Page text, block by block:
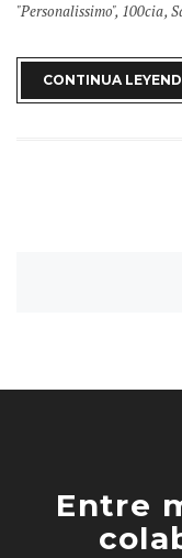
"Personalissimo", 100cia,
CONTINUA
Entre